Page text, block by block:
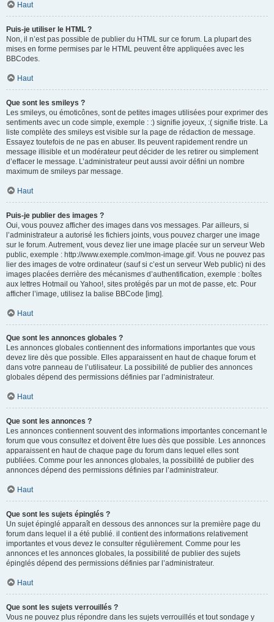
Haut
Puis-je utiliser le HTML ?
Non, il n’est pas possible de publier du HTML sur ce forum. La plupart des
mises en forme permises par le HTML peuvent être appliquées avec les
BBCodes.
Haut
Que sont les smileys ?
Les smileys, ou émoticônes, sont de petites images utilisées pour exprimer des
sentiments avec un code simple, exemple : :) signifie joyeux, :( signifie triste. La
liste complète des smileys est visible sur la page de rédaction de message.
Essayez toutefois de ne pas en abuser. Ils peuvent rapidement rendre un
message illisible et un modérateur peut décider de les retirer ou simplement
d’effacer le message. L’administrateur peut aussi avoir défini un nombre
maximum de smileys par message.
Haut
Puis-je publier des images ?
Oui, vous pouvez afficher des images dans vos messages. Par ailleurs, si
l’administrateur a autorisé les fichiers joints, vous pouvez charger une image
sur le forum. Autrement, vous devez lier une image placée sur un serveur Web
public, exemple : http://www.exemple.com/mon-image.gif. Vous ne pouvez pas
lier des images de votre ordinateur (sauf si c’est un serveur Web public) ni des
images placées derrière des mécanismes d’authentification, exemple : boîtes
aux lettres Hotmail ou Yahoo!, sites protégés par un mot de passe, etc. Pour
afficher l’image, utilisez la balise BBCode [img].
Haut
Que sont les annonces globales ?
Les annonces globales contiennent des informations importantes que vous
devez lire dès que possible. Elles apparaissent en haut de chaque forum et
dans votre panneau de l’utilisateur. La possibilité de publier des annonces
globales dépend des permissions définies par l’administrateur.
Haut
Que sont les annonces ?
Les annonces contiennent souvent des informations importantes concernant le
forum que vous consultez et doivent être lues dès que possible. Les annonces
apparaissent en haut de chaque page du forum dans lequel elles sont
publiées. Comme pour les annonces globales, la possibilité de publier des
annonces dépend des permissions définies par l’administrateur.
Haut
Que sont les sujets épinglés ?
Un sujet épinglé apparaît en dessous des annonces sur la première page du
forum dans lequel il a été publié. il contient des informations relativement
importantes et vous devez le consulter régulièrement. Comme pour les
annonces et les annonces globales, la possibilité de publier des sujets
épinglés dépend des permissions définies par l’administrateur.
Haut
Que sont les sujets verrouillés ?
Vous ne pouvez plus répondre dans les sujets verrouillés et tout sondage y